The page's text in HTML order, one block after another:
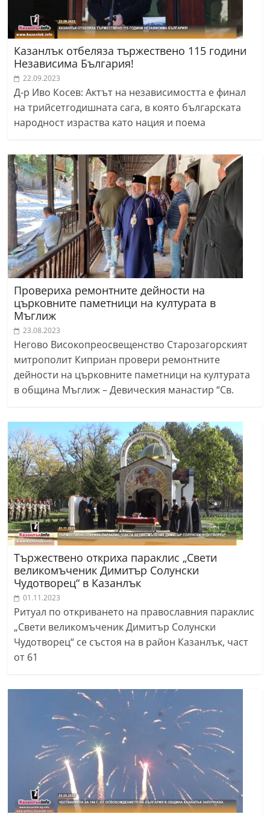
Казанлък отбеляза тържествено 115 години
Независима България!
22.09.2023
Д-р Иво Косев: Актът на независимостта е финал
на трийсетгодишната сага, в която българската
народност израства като нация и поема
Провериха ремонтните дейности на
църковните паметници на културата в
Мъглиж
23.08.2023
Негово Високопреосвещенство Старозагорският
митрополит Киприан провери ремонтните
дейности на църковните паметници на културата
в община Мъглиж – Девическия манастир “Св.
Тържествено откриха параклис „Свети
великомъченик Димитър Солунски
Чудотворец“ в Казанлък
01.11.2023
Ритуал по откриването на православния параклис
„Свети великомъченик Димитър Солунски
Чудотворец“ се състоя на в район Казанлък, част
от 61